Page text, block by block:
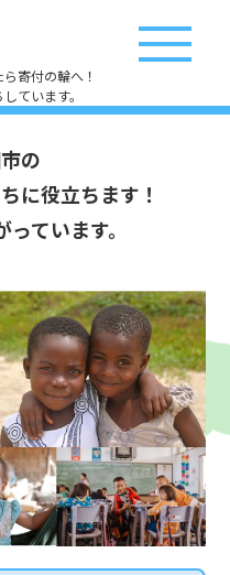
寄付の輪へ！
ています。
の
に役立ちます！
ています。